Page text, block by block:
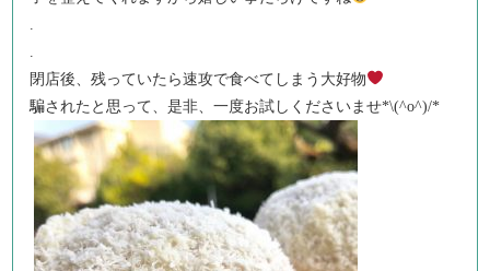
閉店後、残っていたら速攻で食べてしまう大好物
騙されたと思って、是非、一度お試しくださいませ*\(^o^)/*